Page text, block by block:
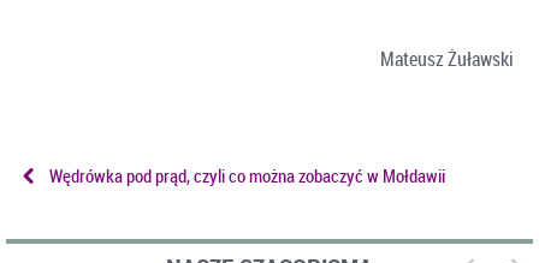
Mateusz Żuławski
Wędrówka pod prąd, czyli co można zobaczyć w Mołdawii